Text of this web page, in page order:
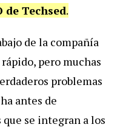
de Techsed.
de la compañía
pero muchas
problemas
antes de
se integran a los